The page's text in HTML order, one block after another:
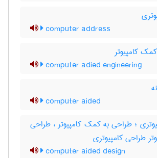
computer address
کامپیوتر
computer adied engineering
computer aided
؛ طراحی به کمک کامپیوتر ، طراحی
طراحی کامپیوتری
computer aided design